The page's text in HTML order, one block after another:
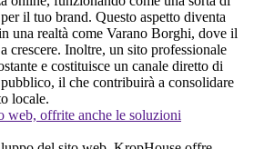
il tuo brand. Questo aspetto diventa
una realtà come Varano Borghi, dove il
crescere. Inoltre, un sito professionale
e costituisce un canale diretto di
il che contribuirà a consolidare
locale.
web, offrite anche le soluzioni